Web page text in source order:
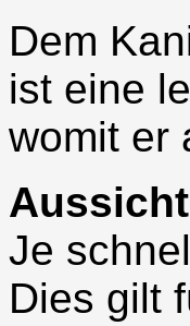
Dem
ist eine
womit er
Je
Dies gilt